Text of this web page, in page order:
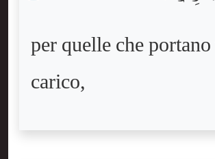
per quelle che
carico,